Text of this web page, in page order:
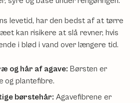
levetid, har den bedst af at tørre
kan risikere at slå revner, hvis
i blød i vand over længere tid.
og hår af agave: Børsten er
plantefibre.
børstehår: Agavefibrene er